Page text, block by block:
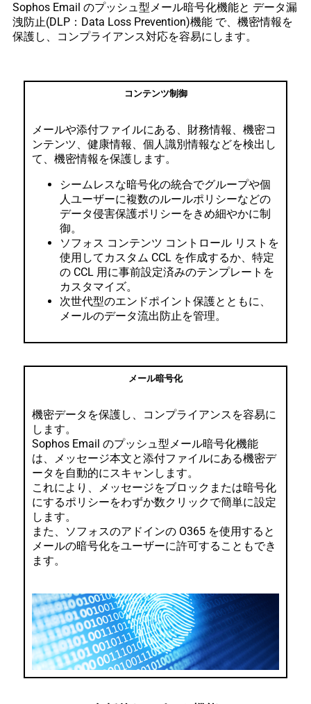
Sophos Email のプッシュ型メール暗号化機能と データ漏
洩防止(DLP：Data Loss Prevention)機能 で、機密情報を
保護し、コンプライアンス対応を容易にします。
コンテンツ制御
メールや添付ファイルにある、財務情報、機密コ
ンテンツ、健康情報、個人識別情報などを検出し
て、機密情報を保護します。
シームレスな暗号化の統合でグループや個
人ユーザーに複数のルールポリシーなどの
データ侵害保護ポリシーをきめ細やかに制
御。
ソフォス コンテンツ コントロール リストを
使用してカスタム CCL を作成するか、特定
の CCL 用に事前設定済みのテンプレートを
カスタマイズ。
次世代型のエンドポイント保護とともに、
メールのデータ流出防止を管理。
メール暗号化
機密データを保護し、コンプライアンスを容易に
します。
Sophos Email のプッシュ型メール暗号化機能
は、メッセージ本文と添付ファイルにある機密デ
ータを自動的にスキャンします。
これにより、メッセージをブロックまたは暗号化
にするポリシーをわずか数クリックで簡単に設定
します。
また、ソフォスのアドインの O365 を使用すると
メールの暗号化をユーザーに許可することもでき
ます。